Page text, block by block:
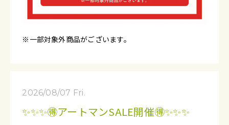
※一部対象外商品がございます。
2026/08/07 Fri.
✨✨✨🉐アートマンSALE開催🉐✨✨✨